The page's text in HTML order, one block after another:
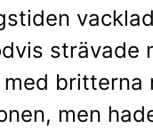
strävade
med britterna
men